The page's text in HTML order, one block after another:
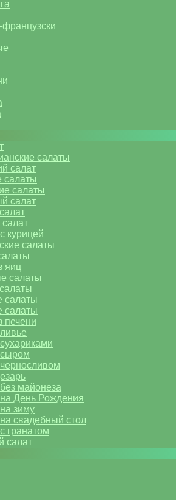
салаты
салат
салаты
салаты
салат
курицей
салаты
яиц
салаты
салаты
салаты
печени
майонеза
День Рождения
зиму
свадебный стол
гранатом
салат